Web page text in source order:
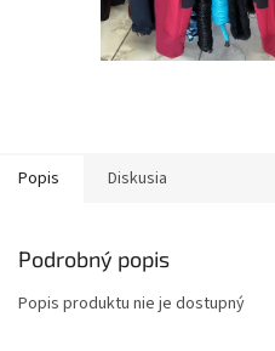
Popis Diskusia
Podrobný popis
Popis produktu nie je dostupný